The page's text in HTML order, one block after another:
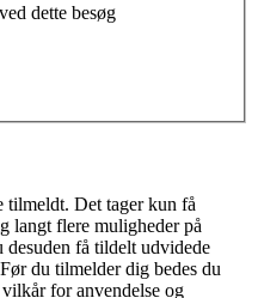
dette besøg
Det tager kun få
langt flere muligheder på
få tildelt udvidede
du tilmelder dig bedes du
for anvendelse og